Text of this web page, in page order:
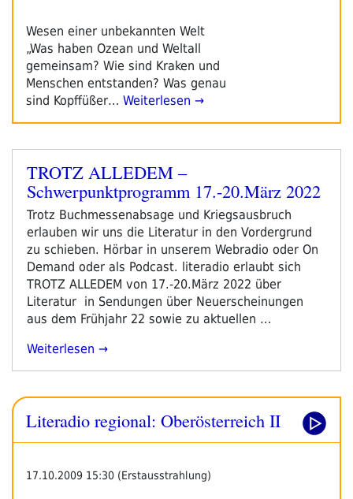
Wesen einer unbekannten Welt
„Was haben Ozean und Weltall
gemeinsam? Wie sind Kraken und
Menschen entstanden? Was genau
sind Kopffüßer… Weiterlesen →
Veröffentlicht
am
TROTZ ALLEDEM –
Schwerpunktprogramm 17.-20.März 2022
Trotz Buchmessenabsage und Kriegsausbruch
erlauben wir uns die Literatur in den Vordergrund
zu schieben. Hörbar in unserem Webradio oder On
Demand oder als Podcast. literadio erlaubt sich
TROTZ ALLEDEM von 17.-20.März 2022 über
Literatur in Sendungen über Neuerscheinungen
aus dem Frühjahr 22 sowie zu aktuellen …
„TROTZ
Schwerpunktprogramm
17.-20.März
Weiterlesen
Literadio regional: Oberösterreich II
17.10.2009 15:30 (Erstausstrahlung)